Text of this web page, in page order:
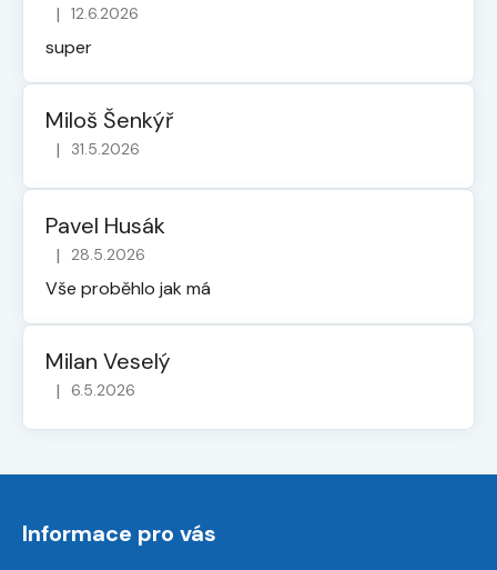
Hodnocení obchodu je 5 z 5 hvězdiček.
| 12.6.2026
super
Miloš Šenkýř
Hodnocení obchodu je 5 z 5 hvězdiček.
| 31.5.2026
Pavel Husák
Hodnocení obchodu je 5 z 5 hvězdiček.
| 28.5.2026
Vše proběhlo jak má
Milan Veselý
Hodnocení obchodu je 5 z 5 hvězdiček.
| 6.5.2026
Informace pro vás